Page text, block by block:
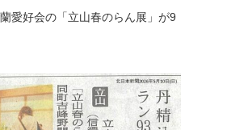
愛好会の「立山春のらん展」が9